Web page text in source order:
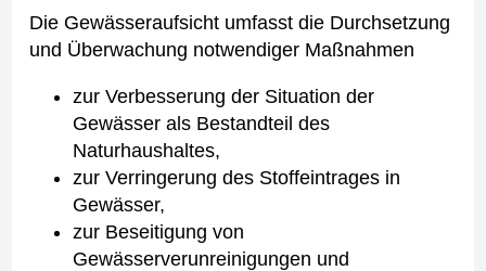
Die Gewässeraufsicht umfasst die Durchsetzung
und Überwachung notwendiger Maßnahmen
zur Verbesserung der Situation der
Gewässer als Bestandteil des
Naturhaushaltes,
zur Verringerung des Stoffeintrages in
Gewässer,
zur Beseitigung von
Gewässerverunreinigungen und